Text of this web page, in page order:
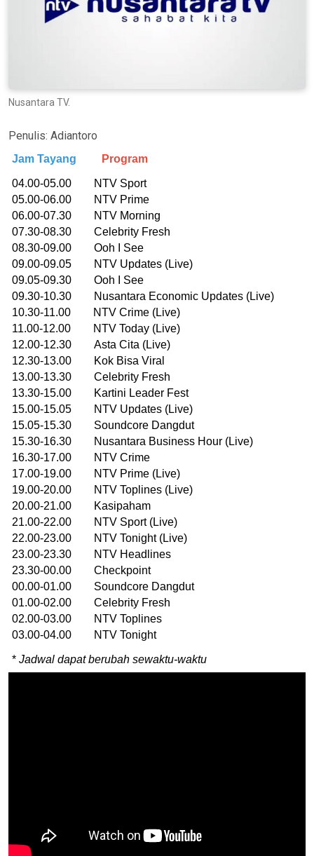
Nusantara TV.
Penulis: Adiantoro
Jam Tayang Program
04.00-05.00 NTV Sport
05.00-06.00 NTV Prime
06.00-07.30 NTV Morning
07.30-08.30 Celebrity Fresh
08.30-09.00 Ooh I See
09.00-09.05 NTV Updates (Live)
09.05-09.30 Ooh I See
09.30-10.30 Nusantara Economic Updates (Live)
10.30-11.00 NTV Crime (Live)
11.00-12.00 NTV Today (Live)
12.00-12.30 Asta Cita (Live)
12.30-13.00 Kok Bisa Viral
13.00-13.30 Celebrity Fresh
13.30-15.00 Kartini Leader Fest
15.00-15.05 NTV Updates (Live)
15.05-15.30 Soundcore Dangdut
15.30-16.30 Nusantara Business Hour (Live)
16.30-17.00 NTV Crime
17.00-19.00 NTV Prime (Live)
19.00-20.00 NTV Toplines (Live)
20.00-21.00 Kasipaham
21.00-22.00 NTV Sport (Live)
22.00-23.00 NTV Tonight (Live)
23.00-23.30 NTV Headlines
23.30-00.00 Checkpoint
00.00-01.00 Soundcore Dangdut
01.00-02.00 Celebrity Fresh
02.00-03.00 NTV Toplines
03.00-04.00 NTV Tonight
* Jadwal dapat berubah sewaktu-waktu